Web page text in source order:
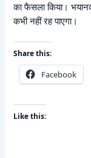
का फैसला किया।
कभी नहीं रह पाएगा।
Share this:
Facebook
Like this: